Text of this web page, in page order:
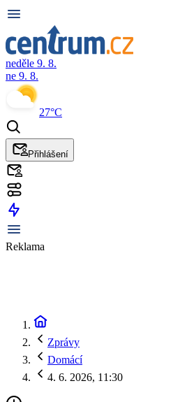
neděle 9. 8.
ne 9. 8.
27°C
Přihlášení
Reklama
Zprávy
Domácí
4. 6. 2026, 11:30